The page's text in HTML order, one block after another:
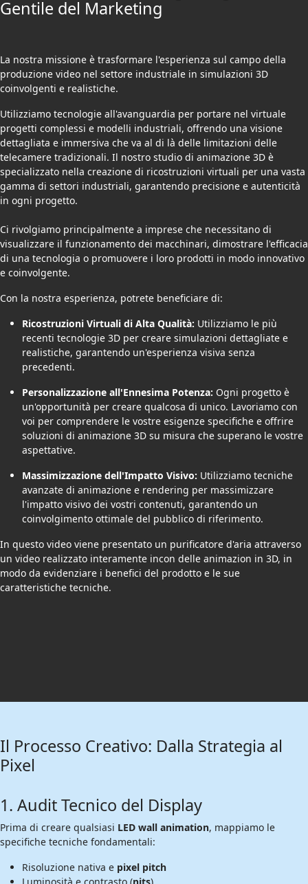
Gentile del Marketing
La nostra missione è trasformare l'esperienza sul campo della
produzione video nel settore industriale in simulazioni 3D
coinvolgenti e realistiche.
Utilizziamo tecnologie all'avanguardia per portare nel virtuale
progetti complessi e modelli industriali, offrendo una visione
dettagliata e immersiva che va al di là delle limitazioni delle
telecamere tradizionali. Il nostro studio di animazione 3D è
specializzato nella creazione di ricostruzioni virtuali per una vasta
gamma di settori industriali, garantendo precisione e autenticità
in ogni progetto.
Ci rivolgiamo principalmente a imprese che necessitano di
visualizzare il funzionamento dei macchinari, dimostrare l'efficacia
di una tecnologia o promuovere i loro prodotti in modo innovativo
e coinvolgente.
Con la nostra esperienza, potrete beneficiare di:
Ricostruzioni Virtuali di Alta Qualità: Utilizziamo le più
recenti tecnologie 3D per creare simulazioni dettagliate e
realistiche, garantendo un'esperienza visiva senza
precedenti.
Personalizzazione all'Ennesima Potenza: Ogni progetto è
un'opportunità per creare qualcosa di unico. Lavoriamo con
voi per comprendere le vostre esigenze specifiche e offrire
soluzioni di animazione 3D su misura che superano le vostre
aspettative.
Massimizzazione dell'Impatto Visivo: Utilizziamo tecniche
avanzate di animazione e rendering per massimizzare
l'impatto visivo dei vostri contenuti, garantendo un
coinvolgimento ottimale del pubblico di riferimento.
In questo video viene presentato un purificatore d'aria attraverso
un video realizzato interamente incon delle animazion in 3D, in
modo da evidenziare i benefici del prodotto e le sue
caratteristiche tecniche.
Il Processo Creativo: Dalla Strategia al
Pixel
1. Audit Tecnico del Display
Prima di creare qualsiasi LED wall animation, mappiamo le
specifiche tecniche fondamentali:
Risoluzione nativa e pixel pitch